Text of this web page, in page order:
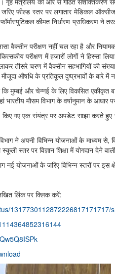
जरिए फील्‍ड स्‍तर पर लगातार मेडिकल
कीमत निर्धारण
वैक्‍सीन परीक्षण नहीं चल रहा है और
परीक्षण में हजारों लोगों ने
तीसरे चरण में वैक्‍सीन सहभागियों की
औषधि के प्रतिकूल दुष्‍प्रभावों के बारे
कि मुम्‍बई और चेन्‍नई के लिए विकसित
भारतीय मौसम विभाग के वर्षानुमान के
गए एक संयंत्र पर अपडेट साझा करते हुए
विभाग ने अपनी विभिन्न योजनाओं के
स्तर पर विज्ञान शिक्षा में योगदान देने
नई योजनाओं के जरिए विभिन्‍न स्‍तरों पर इस
लिंक पर क्लिक करें:
1317730112872226817171717/